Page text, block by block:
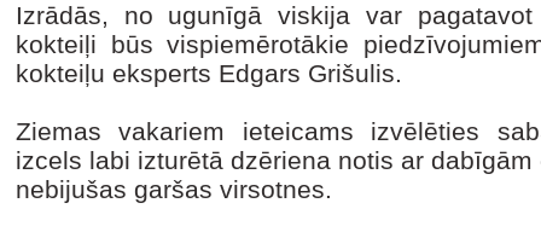
Izrādās, no ugunīgā viskija var
kokteiļi būs vispiemērotākie
kokteiļu eksperts Edgars Grišulis.
Ziemas vakariem ieteicams izvēlēties
izcels labi izturētā dzēriena notis ar
nebijušas garšas virsotnes.